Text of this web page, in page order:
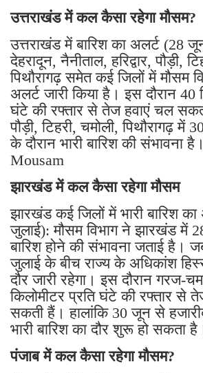
उत्तराखंड में कल कैसा रहेगा मौसम?
उत्तराखंड में बारिश का अलर्ट (28
देहरादून, नैनीताल, हरिद्वार, पौड़ी,
पिथौरागढ़ समेत कई जिलों में मौसम
अलर्ट जारी किया है। इस दौरान 40
घंटे की रफ्तार से तेज हवाएं चल
पौड़ी, टिहरी, चमोली, पिथौरागढ़
के दौरान भारी बारिश की संभावना
Mousam
झारखंड में कल कैसा रहेगा मौसम
झारखंड कई जिलों में भारी बारिश
जुलाई): मौसम विभाग ने झारखंड में
बारिश होने की संभावना जताई है।
जुलाई के बीच राज्य के अधिकांश
दौर जारी रहेगा। इस दौरान गरज-
किलोमीटर प्रति घंटे की रफ्तार से
सकती हैं। हालांकि 30 जून से
भारी बारिश का दौर शुरू हो सकता
पंजाब में कल कैसा रहेगा मौसम?